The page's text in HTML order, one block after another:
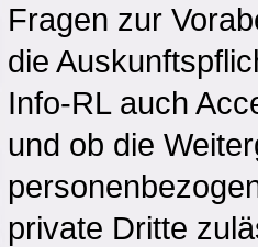
Fragen zur
die
Info-RL auch
und ob die
private Dritte